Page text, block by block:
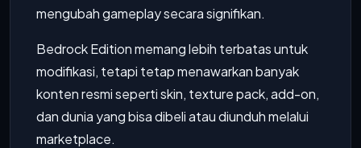
mengubah gameplay secara signifikan.
Bedrock Edition memang lebih terbatas untuk
modifikasi, tetapi tetap menawarkan banyak
konten resmi seperti skin, texture pack, add-on,
dan dunia yang bisa dibeli atau diunduh melalui
marketplace.